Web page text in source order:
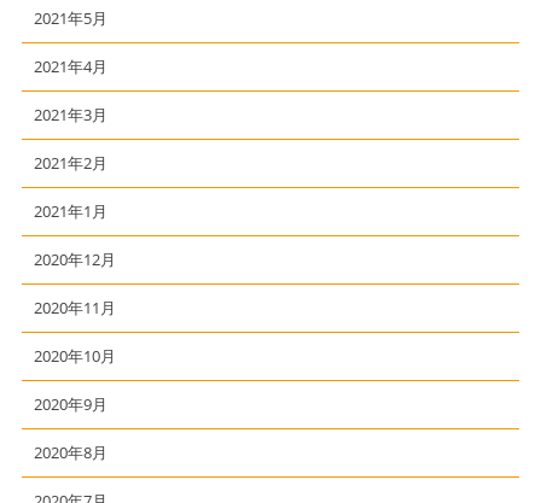
2021年5月
2021年4月
2021年3月
2021年2月
2021年1月
2020年12月
2020年11月
2020年10月
2020年9月
2020年8月